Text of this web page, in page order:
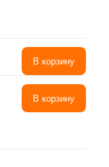
В корзину
В корзину